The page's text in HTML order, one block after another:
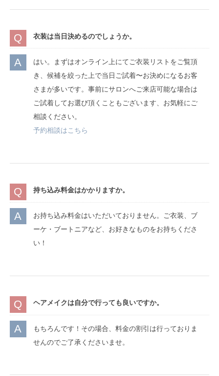
衣装は当日決めるのでしょうか。
はい。まずはオンライン上にてご衣装リストをご覧頂
き、候補を絞った上で当日ご試着〜お決めになるお客
さまが多いです。事前にサロンへご来店可能な場合は
ご試着してお選び頂くこともございます、お気軽にご
相談ください。
予約相談はこちら
持ち込み料金はかかりますか。
お持ち込み料金はいただいておりません。ご衣装、ブ
ーケ・ブートニアなど、お好きなものをお持ちくださ
い！
ヘアメイクは自分で行っても良いですか。
もちろんです！その場合、料金の割引は行っておりま
せんのでご了承くださいませ。